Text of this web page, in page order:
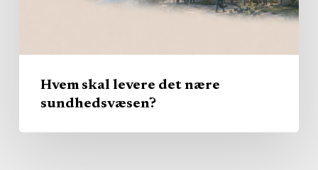
Hvem skal levere det nære
sundhedsvæsen?